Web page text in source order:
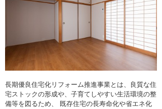
長期優良住宅化リフォーム推進事業とは、良質な住
宅ストックの形成や、子育てしやすい生活環境の整
備等を図るため、 既存住宅の長寿命化や省エネ化